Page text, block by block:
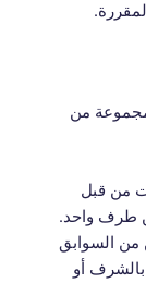
مجموعة من
من قبل
طرف واحد.
من السوابق
بالشرف أو